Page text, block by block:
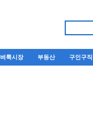
벼룩시장 부동산 구인구직